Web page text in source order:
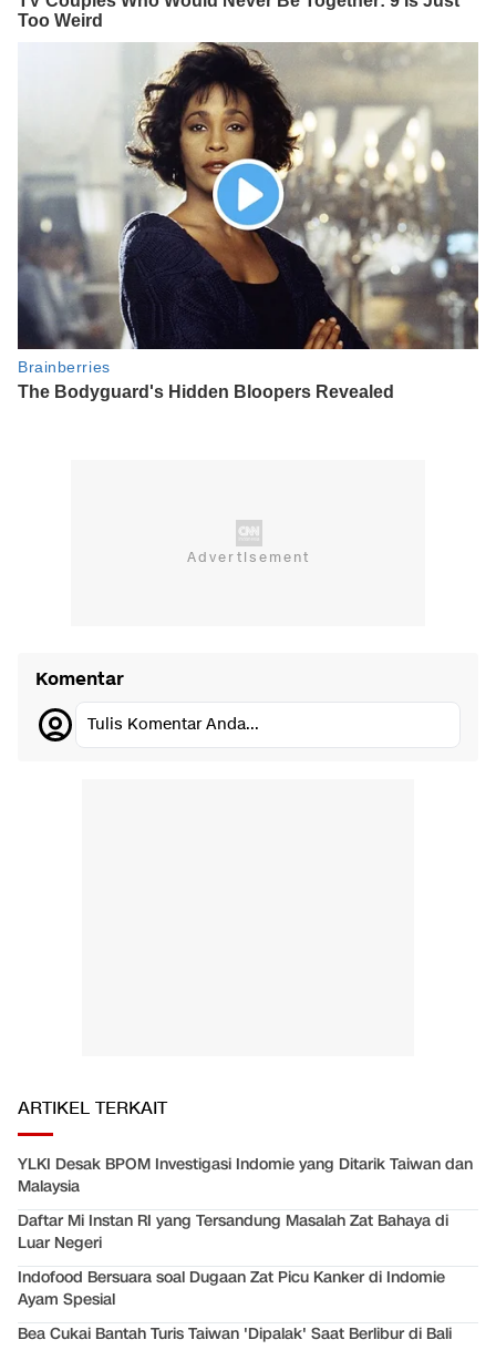
Komentar
Tulis Komentar Anda...
ARTIKEL TERKAIT
YLKI Desak BPOM Investigasi Indomie yang Ditarik Taiwan dan
Malaysia
Daftar Mi Instan RI yang Tersandung Masalah Zat Bahaya di
Luar Negeri
Indofood Bersuara soal Dugaan Zat Picu Kanker di Indomie
Ayam Spesial
Bea Cukai Bantah Turis Taiwan 'Dipalak' Saat Berlibur di Bali